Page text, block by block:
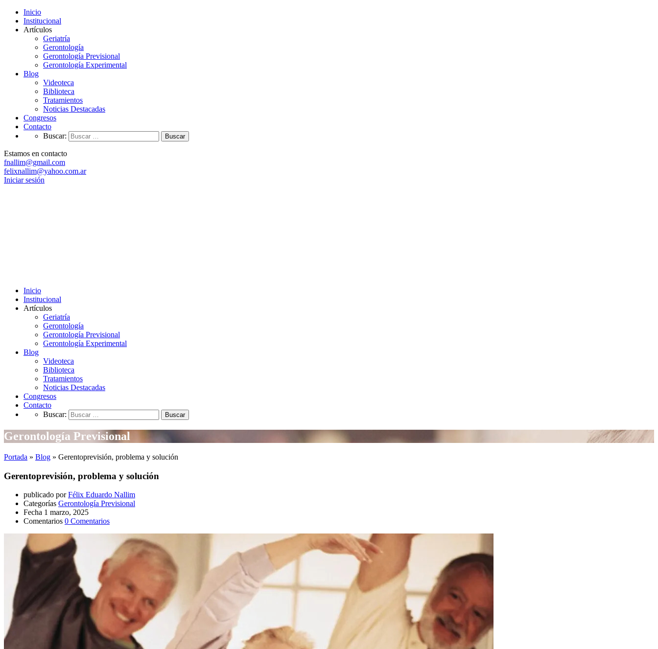
Inicio
Institucional
Artículos
Geriatría
Gerontología
Gerontología Previsional
Gerontología Experimental
Blog
Videoteca
Biblioteca
Tratamientos
Noticias Destacadas
Congresos
Contacto
Buscar:
Estamos en contacto
fnallim@gmail.com
felixnallim@yahoo.com.ar
Iniciar sesión
Inicio
Institucional
Artículos
Geriatría
Gerontología
Gerontología Previsional
Gerontología Experimental
Blog
Videoteca
Biblioteca
Tratamientos
Noticias Destacadas
Congresos
Contacto
Buscar:
Gerontología Previsional
Portada » Blog » Gerentoprevisión, problema y solución
Gerentoprevisión, problema y solución
publicado por Félix Eduardo Nallim
Categorías Gerontología Previsional
Fecha 1 marzo, 2025
Comentarios 0 Comentarios